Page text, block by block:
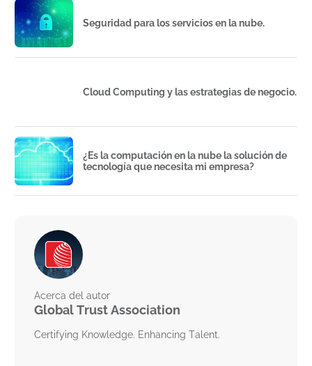
Acerca del autor
Global Trust Association
Certifying Knowledge. Enhancing Talent.
Seguridad para los servicios en la nube.
Cloud Computing y las estrategias de negocio.
¿Es la computación en la nube la solución de
tecnología que necesita mi empresa?